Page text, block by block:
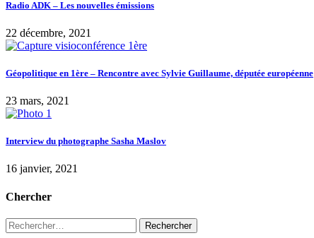
Radio ADK – Les nouvelles émissions
22 décembre, 2021
Géopolitique en 1ère – Rencontre avec Sylvie Guillaume, députée européenne
23 mars, 2021
Interview du photographe Sasha Maslov
16 janvier, 2021
Chercher